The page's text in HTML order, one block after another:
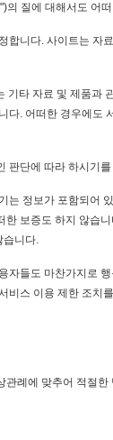
의 질에 대해서도 어
니다. 사이트는 자
타 자료 및 제품과
. 어떠한 경우에도
판단에 따라 하시기
정보가 포함되어
보증도 하지 않습
습니다.
들도 마찬가지로
비스 이용 제한 조치
례에 맞추어 적절